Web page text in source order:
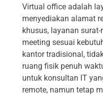
Virtual office adalah
menyediakan alamat
khusus, layanan
meeting sesuai
kantor tradisional,
ruang fisik penuh
untuk konsultan IT
remote, namun tetap